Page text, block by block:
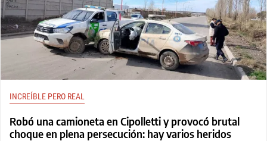
INCREÍBLE PERO REAL
Robó una camioneta en Cipolletti y provocó brutal
choque en plena persecución: hay varios heridos